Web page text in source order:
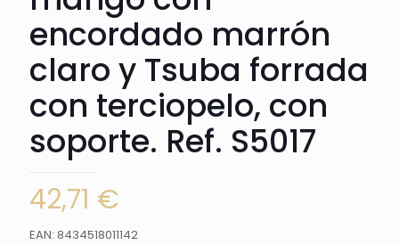
encordado marrón
claro y Tsuba forrada
con terciopelo, con
soporte. Ref. S5017
42,71 €
EAN: 8434518011142